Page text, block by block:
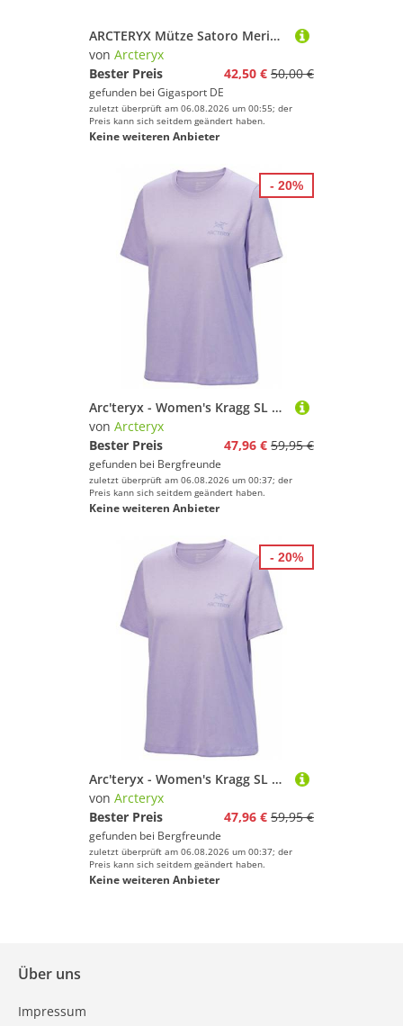
ARCTERYX Mütze Satoro Merino Toque lila
von Arcteryx
Bester Preis
42,50 € 50,00 €
gefunden bei Gigasport DE
zuletzt überprüft am 06.08.2026 um 00:55; der
Preis kann sich seitdem geändert haben.
Keine weiteren Anbieter
Arc'teryx - Women's Kragg SL Cotton Emblem Crew S/S - T-Shirt Gr M lila
von Arcteryx
Bester Preis
47,96 € 59,95 €
gefunden bei Bergfreunde
zuletzt überprüft am 06.08.2026 um 00:37; der
Preis kann sich seitdem geändert haben.
Keine weiteren Anbieter
- 20%
Arc'teryx - Women's Kragg SL Cotton Emblem Crew S/S - T-Shirt Gr XS lila
von Arcteryx
Bester Preis
47,96 € 59,95 €
gefunden bei Bergfreunde
zuletzt überprüft am 06.08.2026 um 00:37; der
Preis kann sich seitdem geändert haben.
Keine weiteren Anbieter
- 20%
Über uns
Impressum